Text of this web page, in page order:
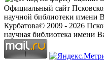
Официальный сайт
научной библиотеки имени
Курбатова© 2009 - 2026
научная библиотека имени